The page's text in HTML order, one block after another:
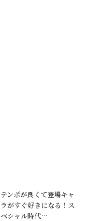
テンポが良くて登場キャ
ラがすぐ好きになる！ス
ペシャル時代…